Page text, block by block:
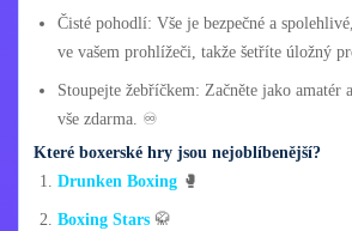
Čisté pohodlí: Vše je bezpečné a
ve vašem prohlížeči, takže šetříte úložný
Stoupejte žebříčkem: Začněte jako amatér
vše zdarma. ♾️
Které boxerské hry jsou nejoblíbenější?
Drunken Boxing 🥊
Boxing Stars 🥋